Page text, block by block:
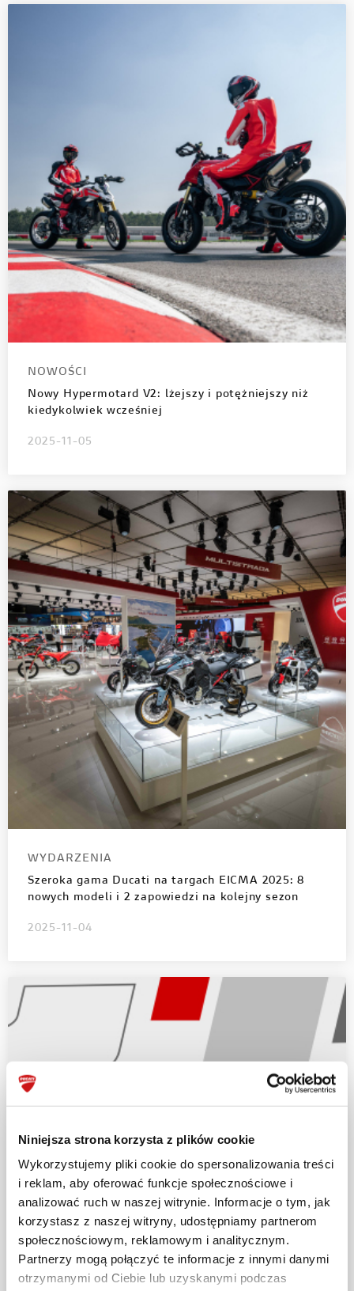
Niniejsza strona korzysta z plików cookie
Wykorzystujemy pliki cookie do spersonalizowania treści
i reklam, aby oferować funkcje społecznościowe i
analizować ruch w naszej witrynie. Informacje o tym, jak
korzystasz z naszej witryny, udostępniamy partnerom
społecznościowym, reklamowym i analitycznym.
Partnerzy mogą połączyć te informacje z innymi danymi
otrzymanymi od Ciebie lub uzyskanymi podczas
NOWOŚCI
Nowy Hypermotard V2: lżejszy i potężniejszy niż
kiedykolwiek wcześniej
2025-11-05
WYDARZENIA
Szeroka gama Ducati na targach EICMA 2025: 8
nowych modeli i 2 zapowiedzi na kolejny sezon
2025-11-04